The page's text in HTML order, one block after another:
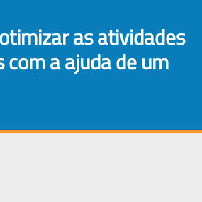
×
a ajuda de um